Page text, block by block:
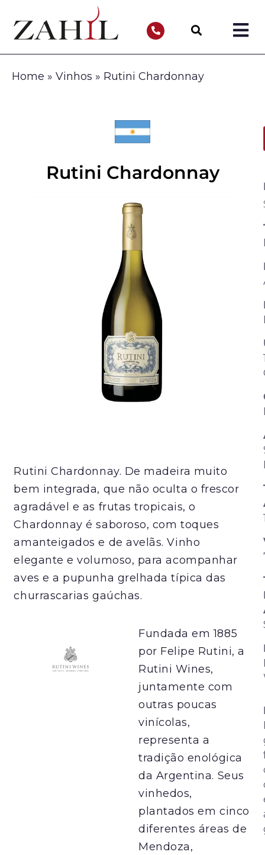
Home » Vinhos » Rutini Chardonnay
Rutini Chardonnay
Rutini Chardonnay. De madeira muito
bem integrada, que não oculta o frescor
agradável e as frutas tropicais, o
Chardonnay é saboroso, com toques
amanteigados e de avelãs. Vinho
elegante e volumoso, para acompanhar
aves e a pupunha grelhada típica das
churrascarias gaúchas.
Fundada em 1885
por Felipe Rutini, a
Rutini Wines,
juntamente com
outras poucas
vinícolas,
representa a
tradição enológica
da Argentina. Seus
vinhedos,
plantados em cinco
diferentes áreas de
Mendoza,